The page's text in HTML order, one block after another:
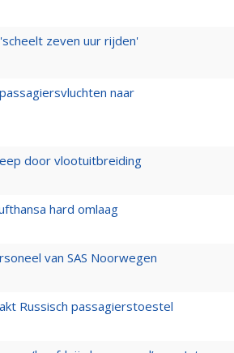
zeven uur rijden'
naar
door vlootuitbreiding
hard omlaag
van SAS Noorwegen
Russisch passagierstoestel